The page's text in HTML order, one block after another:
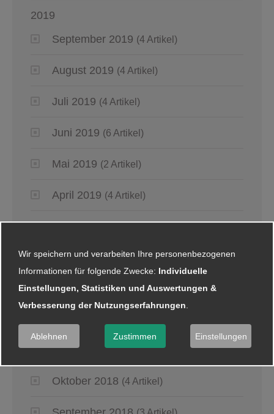
2019
September 2019 (4 Artikel)
August 2019 (4 Artikel)
Juli 2019 (4 Artikel)
Juni 2019 (6 Artikel)
Mai 2019 (2 Artikel)
April 2019 (4 Artikel)
März 2019
Januar 2019 (5 Artikel)
2018
November 2018 (2 Artikel)
Oktober 2018 (4 Artikel)
Wir speichern und verarbeiten Ihre personenbezogenen
Informationen für folgende Zwecke: Individuelle
Einstellungen, Statistiken und Auswertungen &
Verbesserung der Nutzungserfahrungen.
Ablehnen Zustimmen Einstellungen